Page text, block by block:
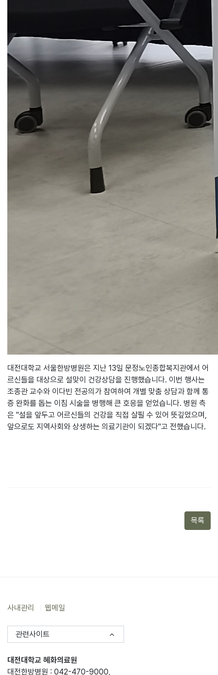
대전대학교 서울한방병원은 지난 13일 문정노인종합복지관에서 어
르신들을 대상으로 설맞이 건강상담을 진행했습니다. 이번 행사는
조종관 교수와 이다빈 전공의 가 참여하여 개별 맞춤 상담과 함께 통
증 완화를 돕는 이침 시술을 병행해 큰 호응을 얻었습니다. 병원 측
은 "설을 앞두고 어르신들의 건강을 직접 살필 수 있어 뜻깊었으며,
앞으로도 지역사회와 상생하는 의료기관이 되겠다"고 전했습니다.
목록
사내관리 웹메일
관련사이트
대전대학교 혜화의료원
대전한방병원 : 042-470-9000,